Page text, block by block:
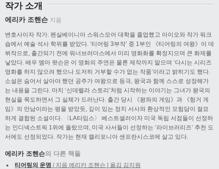
작가 소개
에리카 조핸슨 지음
변호사이자 작가. 펜실베이니아 스워스모어 대학을 졸업했고 아이오와 작가 워크
숍에서 예술 석사 학위를 받았다. ‘티어링 3부작’ 중 1부인 《티어링의 여왕》이 데
뷔작으로, 출간되기 전에 워너브러더스에서 미리 영화화를 확정지으며 큰 화제를
낳았다. 배우 엠마 왓슨은 이 영화의 주연은 물론 제작까지 맡으며 ‘다시는 시리즈
영화를 하지 않으려 했으나 도저히 거부할 수가 없는 작품’이라고 밝히기도 했다.
소설은 숨어서 살아야 했던 공주가 여왕으로 등극, 왕국과 함께 스스로 성장해가
는 내용을 그린다. 마치 ‘신데렐라 스토리’처럼 시작하는 이야기는 그녀가 왕국의
현실을 목도하면서 그 실체가 드러난다. 출간 당시 《왕좌의 게임》과 《헝거 게
임》의 만남이라는 평을 받았듯, 깊이 있는 정치 서사와 환상적인 모험담이 절묘
하게 결합된 소설이다. 〈LA타임스〉 베스트셀러이자 미국 독립 서점들이 선정하
는 인디넥스트픽 1위에 올랐으며, 미국 사서들이 선정하는 ‘라이브러리즈’ 추천 도
서에도 선정되었다. 작가는 현재 캘리포니아 샌프란시스코에 살고 있다.
에리카 조핸슨의 다른 책들
티어링의 운명 / 지음 에리카 조핸슨 | 옮김 김지원